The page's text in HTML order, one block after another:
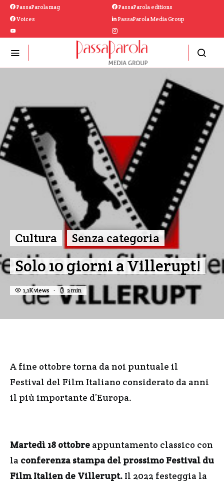
PassaParola mag
PassaParola editions
Voices
PassaParola Media Group
Cultura Senza categoria
Solo 10 giorni a Villerupt!
1,1K views 2 min
A fine ottobre torna da noi puntuale il
Festival del Film Italiano considerato da anni
il più importante d’Europa.
Martedì 18 ottobre appuntamento classico con
la conferenza stampa del prossimo Festival du
Film Italien de Villerupt. Il 2022 festeggia la